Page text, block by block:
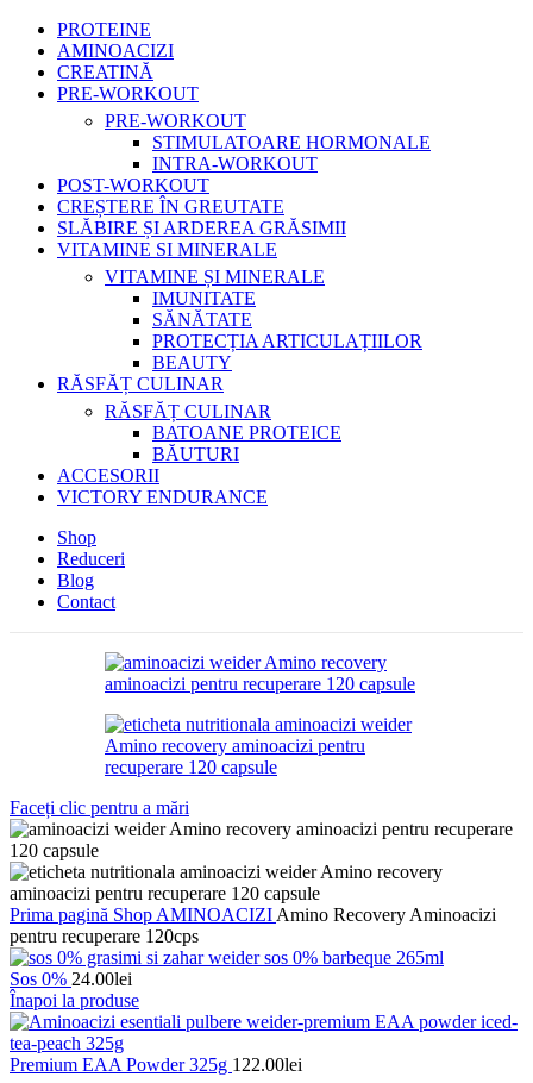
PROTEINE
AMINOACIZI
CREATINĂ
PRE-WORKOUT
PRE-WORKOUT
STIMULATOARE HORMONALE
INTRA-WORKOUT
POST-WORKOUT
CREȘTERE ÎN GREUTATE
SLĂBIRE ȘI ARDEREA GRĂSIMII
VITAMINE SI MINERALE
VITAMINE ȘI MINERALE
IMUNITATE
SĂNĂTATE
PROTECȚIA ARTICULAȚIILOR
BEAUTY
RĂSFĂȚ CULINAR
RĂSFĂȚ CULINAR
BATOANE PROTEICE
BĂUTURI
ACCESORII
VICTORY ENDURANCE
Shop
Reduceri
Blog
Contact
Faceți clic pentru a mări
Prima pagină Shop AMINOACIZI Amino Recovery Aminoacizi
pentru recuperare 120cps
Sos 0% 24.00lei
Înapoi la produse
Premium EAA Powder 325g 122.00lei